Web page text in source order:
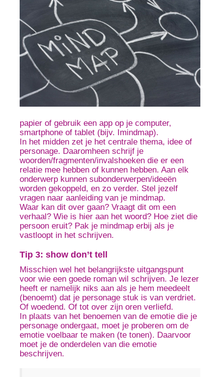
papier of gebruik een app op je computer,
smartphone of tablet (bijv. Imindmap).
In het midden zet je het centrale thema, idee of
personage. Daaromheen schrijf je
woorden/fragmenten/invalshoeken die er een
relatie mee hebben of kunnen hebben. Aan elk
onderwerp kunnen subonderwerpen/ideeën
worden gekoppeld, en zo verder. Stel jezelf
vragen naar aanleiding van je mindmap.
Waar kan dit over gaan? Vraagt dit om een
verhaal? Wie is hier aan het woord? Hoe ziet die
persoon eruit? Pak je mindmap erbij als je
vastloopt in het schrijven.
Tip 3: show don’t tell
Misschien wel het belangrijkste uitgangspunt
voor wie een goede roman wil schrijven. Je lezer
heeft er namelijk niks aan als je hem meedeelt
(benoemt) dat je personage stuk is van verdriet.
Of woedend. Of tot over zijn oren verliefd.
In plaats van het benoemen van de emotie die je
personage ondergaat, moet je proberen om de
emotie voelbaar te maken (te tonen). Daarvoor
moet je de onderdelen van die emotie
beschrijven.